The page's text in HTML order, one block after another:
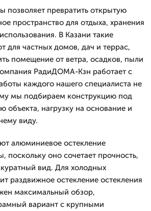
позволяет превратить открытую
пространство для отдыха, хранения
В Казани такие
для частных домов, дач и террас,
помещение от ветра, осадков, пыли
РадиДОМА-Кзн работает с
каждого нашего специалиста не
мы подбираем конструкцию под
объекта, нагрузку на основание и
виду.
алюминиевое остекление
поскольку оно сочетает прочность,
вид. Для холодных
раздвижное остекление остекления
максимальный обзор,
вариант с крупными